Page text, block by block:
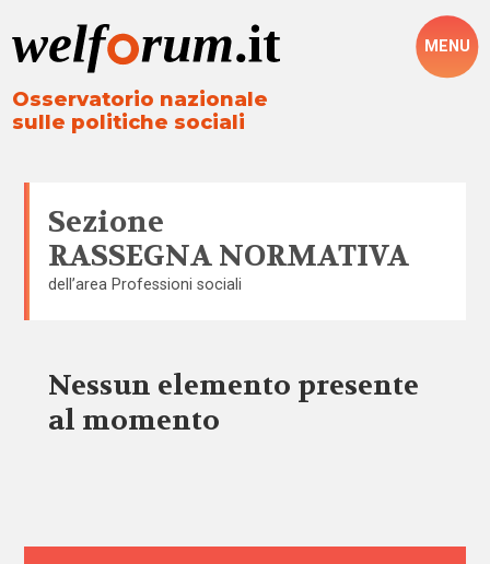
Osservatorio nazionale
sulle politiche sociali
MENU
Sezione
RASSEGNA NORMATIVA
dell’area Professioni sociali
Nessun elemento presente
al momento